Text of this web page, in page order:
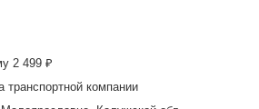
2 499 ₽
транспортной компании